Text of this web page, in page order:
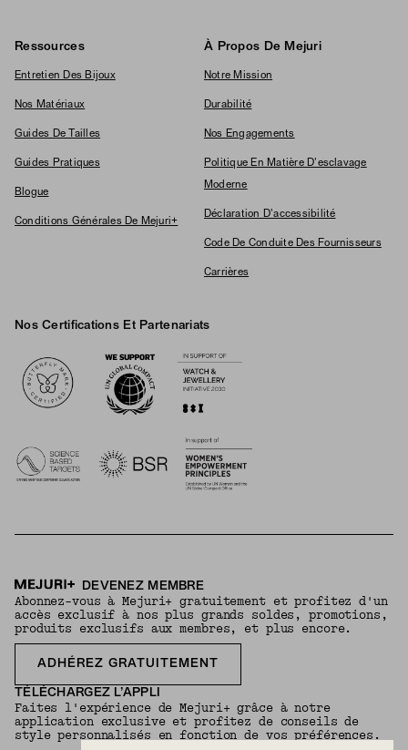
Ressources
Entretien Des Bijoux
Nos Matériaux
Guides De Tailles
Guides Pratiques
Blogue
Conditions Générales De Mejuri+
À Propos De Mejuri
Notre Mission
Durabilité
Nos Engagements
Politique En Matière D'esclavage
Moderne
Déclaration D'accessibilité
Code De Conduite Des Fournisseurs
Carrières
Nos Certifications Et Partenariats
DEVENEZ MEMBRE
Abonnez-vous à Mejuri+ gratuitement et profitez d'un
accès exclusif à nos plus grands soldes, promotions,
produits exclusifs aux membres, et plus encore.
ADHÉREZ GRATUITEMENT
TÉLÉCHARGEZ L’APPLI
Faites l'expérience de Mejuri+ grâce à notre
application exclusive et profitez de conseils de
style personnalisés en fonction de vos préférences.